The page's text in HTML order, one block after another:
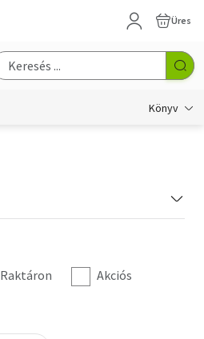
Üres
Könyv
Raktáron Akciós